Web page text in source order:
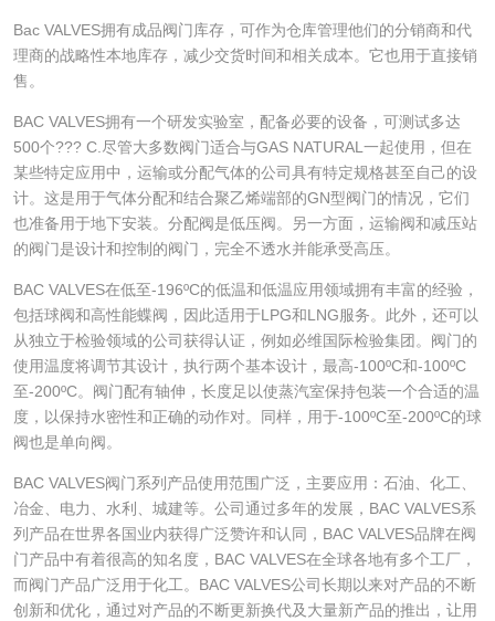
Bac VALVES拥有成品阀门库存，可作为仓库管理他们的分销商和代
理商的战略性本地库存，减少交货时间和相关成本。它也用于直接销
售。
BAC VALVES拥有一个研发实验室，配备必要的设备，可测试多达
500个??? C.尽管大多数阀门适合与GAS NATURAL一起使用，但在
某些特定应用中，运输或分配气体的公司具有特定规格甚至自己的设
计。这是用于气体分配和结合聚乙烯端部的GN型阀门的情况，它们
也准备用于地下安装。分配阀是低压阀。另一方面，运输阀和减压站
的阀门是设计和控制的阀门，完全不透水并能承受高压。
BAC VALVES在低至-196ºC的低温和低温应用领域拥有丰富的经验，
包括球阀和高性能蝶阀，因此适用于LPG和LNG服务。此外，还可以
从独立于检验领域的公司获得认证，例如必维国际检验集团。阀门的
使用温度将调节其设计，执行两个基本设计，最高-100ºC和-100ºC
至-200ºC。阀门配有轴伸，长度足以使蒸汽室保持包装一个合适的温
度，以保持水密性和正确的动作对。同样，用于-100ºC至-200ºC的球
阀也是单向阀。
BAC VALVES阀门系列产品使用范围广泛，主要应用：石油、化工、
冶金、电力、水利、城建等。公司通过多年的发展，BAC VALVES系
列产品在世界各国业内获得广泛赞许和认同，BAC VALVES品牌在阀
门产品中有着很高的知名度，BAC VALVES在全球各地有多个工厂，
而阀门产品广泛用于化工。BAC VALVES公司长期以来对产品的不断
创新和优化，通过对产品的不断更新换代及大量新产品的推出，让用